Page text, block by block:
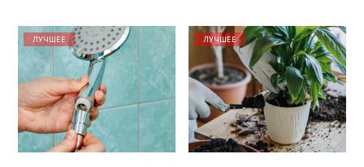
ЛУЧШЕЕ ЛУЧШЕЕ